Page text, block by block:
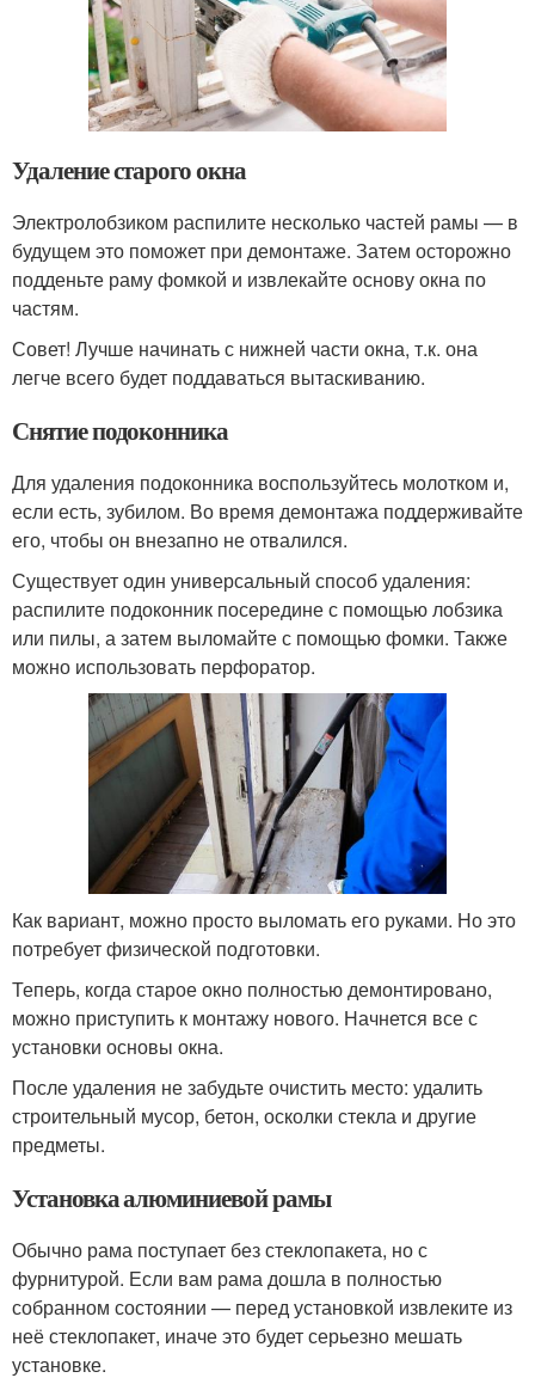
Удаление старого окна
Электролобзиком распилите несколько частей рамы — в
будущем это поможет при демонтаже. Затем осторожно
подденьте раму фомкой и извлекайте основу окна по
частям.
Совет! Лучше начинать с нижней части окна, т.к. она
легче всего будет поддаваться вытаскиванию.
Снятие подоконника
Для удаления подоконника воспользуйтесь молотком и,
если есть, зубилом. Во время демонтажа поддерживайте
его, чтобы он внезапно не отвалился.
Существует один универсальный способ удаления:
распилите подоконник посередине с помощью лобзика
или пилы, а затем выломайте с помощью фомки. Также
можно использовать перфоратор.
Как вариант, можно просто выломать его руками. Но это
потребует физической подготовки.
Теперь, когда старое окно полностью демонтировано,
можно приступить к монтажу нового. Начнется все с
установки основы окна.
После удаления не забудьте очистить место: удалить
строительный мусор, бетон, осколки стекла и другие
предметы.
Установка алюминиевой рамы
Обычно рама поступает без стеклопакета, но с
фурнитурой. Если вам рама дошла в полностью
собранном состоянии — перед установкой извлеките из
неё стеклопакет, иначе это будет серьезно мешать
установке.